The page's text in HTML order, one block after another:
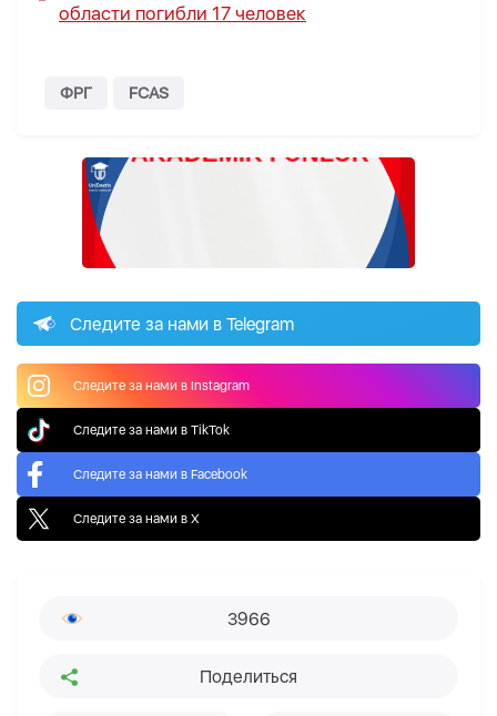
области погибли 17 человек
ФРГ FCAS
Следите за нами в Telegram
Следите за нами в Instagram
Следите за нами в TikTok
Следите за нами в Facebook
Следите за нами в X
3966
Поделиться